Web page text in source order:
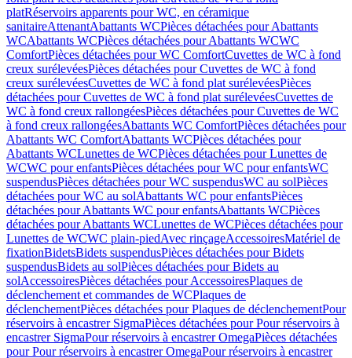
platRéservoirs apparents pour WC, en céramique
sanitaireAttenantAbattants WCPièces détachées pour Abattants
WCAbattants WCPièces détachées pour Abattants WCWC
ComfortPièces détachées pour WC ComfortCuvettes de WC à fond
creux surélevéesPièces détachées pour Cuvettes de WC à fond
creux surélevéesCuvettes de WC à fond plat surélevéesPièces
détachées pour Cuvettes de WC à fond plat surélevéesCuvettes de
WC à fond creux rallongéesPièces détachées pour Cuvettes de WC
à fond creux rallongéesAbattants WC ComfortPièces détachées pour
Abattants WC ComfortAbattants WCPièces détachées pour
Abattants WCLunettes de WCPièces détachées pour Lunettes de
WCWC pour enfantsPièces détachées pour WC pour enfantsWC
suspendusPièces détachées pour WC suspendusWC au solPièces
détachées pour WC au solAbattants WC pour enfantsPièces
détachées pour Abattants WC pour enfantsAbattants WCPièces
détachées pour Abattants WCLunettes de WCPièces détachées pour
Lunettes de WCWC plain-piedAvec rinçageAccessoiresMatériel de
fixationBidetsBidets suspendusPièces détachées pour Bidets
suspendusBidets au solPièces détachées pour Bidets au
solAccessoiresPièces détachées pour AccessoiresPlaques de
déclenchement et commandes de WCPlaques de
déclenchementPièces détachées pour Plaques de déclenchementPour
réservoirs à encastrer SigmaPièces détachées pour Pour réservoirs à
encastrer SigmaPour réservoirs à encastrer OmegaPièces détachées
pour Pour réservoirs à encastrer OmegaPour réservoirs à encastrer